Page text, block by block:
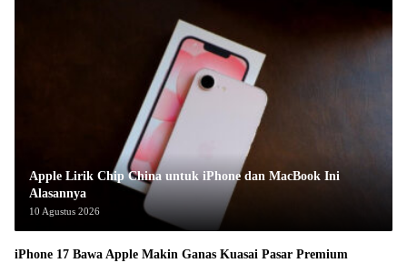
Apple Lirik Chip China untuk iPhone dan MacBook Ini
Alasannya
10 Agustus 2026
iPhone 17 Bawa Apple Makin Ganas Kuasai Pasar Premium